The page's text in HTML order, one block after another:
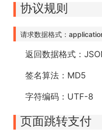
协议规则
请求数据格式：
返回数据格式：
签名算法：MD5
字符编码：UTF-8
页面跳转支付